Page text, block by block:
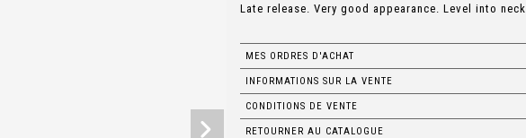
Late release. Very good appearance. Level into neck
MES ORDRES D'ACHAT
INFORMATIONS SUR LA VENTE
CONDITIONS DE VENTE
RETOURNER AU CATALOGUE